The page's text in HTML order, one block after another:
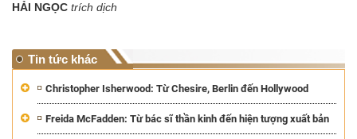
HẢI NGỌC trích dịch
Tin tức khác
Christopher Isherwood: Từ Chesire, Berlin đến Hollywood
Freida McFadden: Từ bác sĩ thần kinh đến hiện tượng xuất bản